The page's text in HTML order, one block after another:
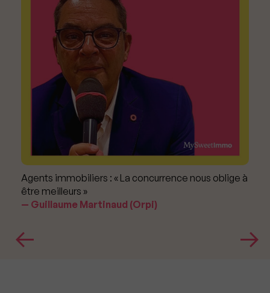
Agents immobiliers : « La concurrence nous oblige à
être meilleurs »
Guillaume Martinaud (Orpi)